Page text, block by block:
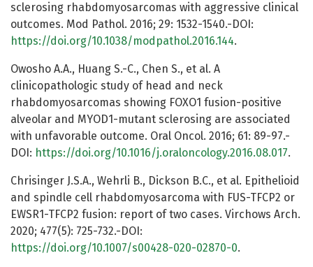
sclerosing rhabdomyosarcomas with aggressive clinical
outcomes. Mod Pathol. 2016; 29: 1532-1540.-DOI:
https://doi.org/10.1038/modpathol.2016.144.
Owosho A.A., Huang S.-C., Chen S., et al. A
clinicopathologic study of head and neck
rhabdomyosarcomas showing FOXO1 fusion-positive
alveolar and MYOD1-mutant sclerosing are associated
with unfavorable outcome. Oral Oncol. 2016; 61: 89-97.-
DOI: https://doi.org/10.1016/j.oraloncology.2016.08.017.
Chrisinger J.S.A., Wehrli B., Dickson B.C., et al. Epithelioid
and spindle cell rhabdomyosarcoma with FUS-TFCP2 or
EWSR1-TFCP2 fusion: report of two cases. Virchows Arch.
2020; 477(5): 725-732.-DOI:
https://doi.org/10.1007/s00428-020-02870-0.